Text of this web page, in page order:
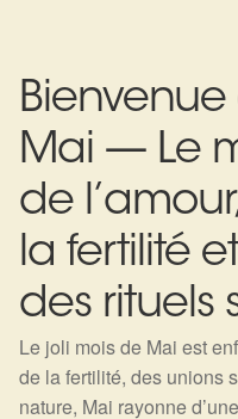
Soin beauté
Sels de bain
Déco
Cadeaux de naissance
Bienvenue
Mai — Le
de
la fertilité et
des rituels
Le joli mois de Mai est
de la fertilité, des unions
nature, Mai rayonne